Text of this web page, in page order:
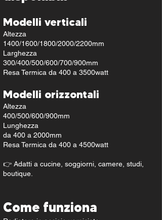
Modelli verticali
Altezza
1400/1600/1800/2000/2200mm
Larghezza
300/400/500/600/700/900mm
Resa Termica da 400 a 3500watt
Modelli orizzontali
Altezza
400/500/600/900mm
Lunghezza
da 400 a 2000mm
Resa Termica da 400 a 4500watt
👉 Adatti a cucine, soggiorni, camere, studi,
boutique.
Come funziona